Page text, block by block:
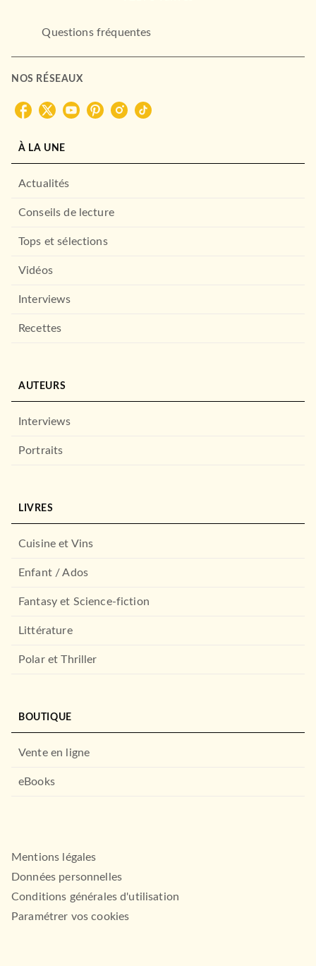
Questions fréquentes
NOS RÉSEAUX
À LA UNE
Actualités
Conseils de lecture
Tops et sélections
Vidéos
Interviews
Recettes
AUTEURS
Interviews
Portraits
LIVRES
Cuisine et Vins
Enfant / Ados
Fantasy et Science-fiction
Littérature
Polar et Thriller
BOUTIQUE
Vente en ligne
eBooks
Mentions légales
Données personnelles
Conditions générales d'utilisation
Paramétrer vos cookies